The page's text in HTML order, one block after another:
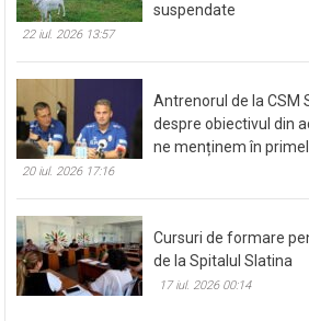
suspendate
22 iul. 2026 13:57
Antrenorul de la CSM
despre obiectivul din
ne menținem în
20 iul. 2026 17:16
Cursuri de formare
de la Spitalul Slatina
17 iul. 2026 00:14